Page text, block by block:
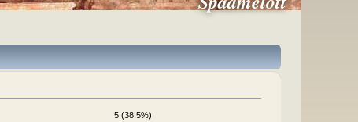
5 (38.5%)